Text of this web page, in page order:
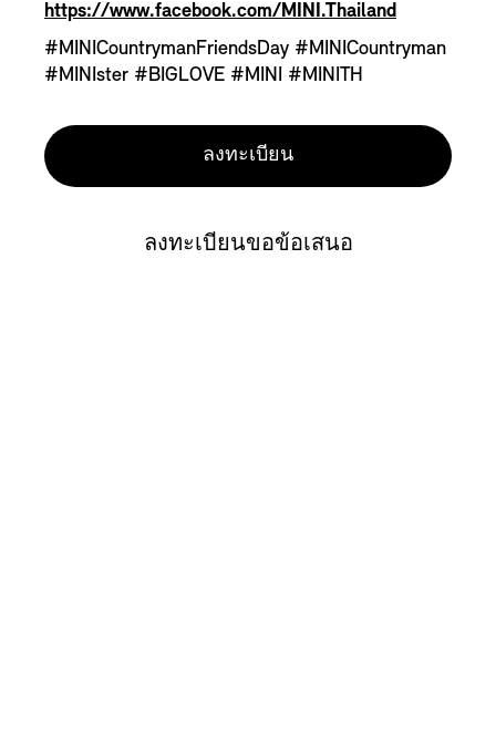
https://www.facebook.com/MINI.Thailand
#MINICountrymanFriendsDay #MINICountryman
#MINIster #BIGLOVE #MINI #MINITH
ลงทะเบียน
ลงทะเบียนขอข้อเสนอ